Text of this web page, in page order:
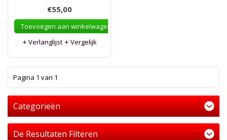
€55,00
Toevoegen aan winkelwagen
Verlanglijst
Vergelijk
Pagina 1 van 1
Categorieën
De Resultaten Filteren